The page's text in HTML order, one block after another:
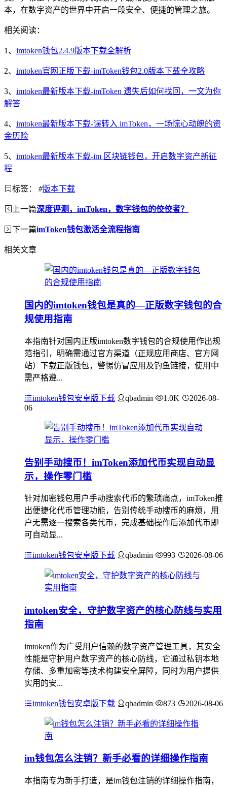
本，在数字资产的世界中开启一段安全、便捷的管理之旅。
相关阅读：
1、 imtoken钱包2.4.9版本下载全解析
2、 imtoken官网正版下载-imToken钱包2.0版本下载全攻略
3、 imtoken最新版本下载-imToken 遗失后如何找回，一文为你
解答
4、 imtoken最新版本下载-误转入 imToken，一场惊心动魄的资
金历险
5、 imtoken最新版本下载-im 区块链钱包，开启数字资产新征
程
标签： #版本下载
上一篇深度评测，imToken，数字钱包的佼佼者？
下一篇imToken钱包激活全流程指南
相关文章
国内的imtoken钱包是真的—正版数字钱包的合
规使用指南
本指南针对国内正版imtoken数字钱包的合规使用作出规
范指引，明确需通过官方渠道（正规应用商店、官方网
站）下载正版钱包，警惕仿冒应用及钓鱼链接，使用中
需严格遵...
imtoken钱包安卓版下载 qbadmin 1.0K
2026-08-
06
告别手动搜币！imToken添加代币实现自动显
示，操作零门槛
针对加密钱包用户手动搜索代币的繁琐痛点，imToken推
出便捷化代币管理功能，告别传统手动搜币的麻烦，用
户无需逐一搜索各类代币，完成基础操作后添加代币即
可自动显...
imtoken钱包安卓版下载 qbadmin 993 2026-08-06
imtoken安全，守护数字资产的核心防线与实用
指南
imtoken作为广受用户信赖的数字资产管理工具，其安全
性能是守护用户数字资产的核心防线，它通过私钥本地
存储、多重加密等技术构建安全屏障，同时为用户提供
实用的安...
imtoken钱包安卓版下载 qbadmin 873 2026-08-06
im钱包怎么注销？新手必看的详细操作指南
本指南专为新手打造，是im钱包注销的详细操作指南，